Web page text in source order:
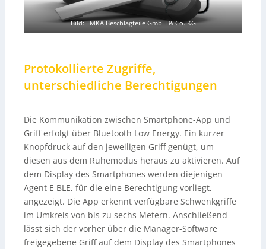
Bild: EMKA Beschlagteile GmbH & Co. KG
Protokollierte Zugriffe,
unterschiedliche Berechtigungen
Die Kommunikation zwischen Smartphone-App und
Griff erfolgt über Bluetooth Low Energy. Ein kurzer
Knopfdruck auf den jeweiligen Griff genügt, um
diesen aus dem Ruhemodus heraus zu aktivieren. Auf
dem Display des Smartphones werden diejenigen
Agent E BLE, für die eine Berechtigung vorliegt,
angezeigt. Die App erkennt verfügbare Schwenkgriffe
im Umkreis von bis zu sechs Metern. Anschließend
lässt sich der vorher über die Manager-Software
freigegebene Griff auf dem Display des Smartphones